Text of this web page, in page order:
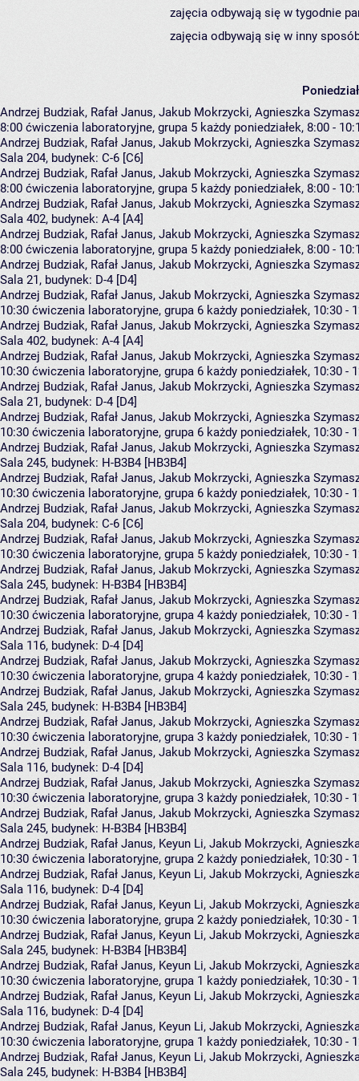
zajęcia odbywają się w tygodnie
zajęcia odbywają się w inny
Andrzej Budziak, Rafał Janus, Jakub Mokrzycki, Agnieszka
8:00 ćwiczenia laboratoryjne, grupa 5 każdy poniedziałek, 8:00 -
Andrzej Budziak, Rafał Janus, Jakub Mokrzycki, Agnieszka
Sala 204, budynek: C-6 [C6]
Andrzej Budziak, Rafał Janus, Jakub Mokrzycki, Agnieszka
8:00 ćwiczenia laboratoryjne, grupa 5 każdy poniedziałek, 8:00 -
Andrzej Budziak, Rafał Janus, Jakub Mokrzycki, Agnieszka
Sala 402, budynek: A-4 [A4]
Andrzej Budziak, Rafał Janus, Jakub Mokrzycki, Agnieszka
8:00 ćwiczenia laboratoryjne, grupa 5 każdy poniedziałek, 8:00 -
Andrzej Budziak, Rafał Janus, Jakub Mokrzycki, Agnieszka
Sala 21, budynek: D-4 [D4]
Andrzej Budziak, Rafał Janus, Jakub Mokrzycki, Agnieszka
10:30 ćwiczenia laboratoryjne, grupa 6 każdy poniedziałek, 10:30 -
Andrzej Budziak, Rafał Janus, Jakub Mokrzycki, Agnieszka
Sala 402, budynek: A-4 [A4]
Andrzej Budziak, Rafał Janus, Jakub Mokrzycki, Agnieszka
10:30 ćwiczenia laboratoryjne, grupa 6 każdy poniedziałek, 10:30 -
Andrzej Budziak, Rafał Janus, Jakub Mokrzycki, Agnieszka
Sala 21, budynek: D-4 [D4]
Andrzej Budziak, Rafał Janus, Jakub Mokrzycki, Agnieszka
10:30 ćwiczenia laboratoryjne, grupa 6 każdy poniedziałek, 10:30 -
Andrzej Budziak, Rafał Janus, Jakub Mokrzycki, Agnieszka
Sala 245, budynek: H-B3B4 [HB3B4]
Andrzej Budziak, Rafał Janus, Jakub Mokrzycki, Agnieszka
10:30 ćwiczenia laboratoryjne, grupa 6 każdy poniedziałek, 10:30 -
Andrzej Budziak, Rafał Janus, Jakub Mokrzycki, Agnieszka
Sala 204, budynek: C-6 [C6]
Andrzej Budziak, Rafał Janus, Jakub Mokrzycki, Agnieszka
10:30 ćwiczenia laboratoryjne, grupa 5 każdy poniedziałek, 10:30 -
Andrzej Budziak, Rafał Janus, Jakub Mokrzycki, Agnieszka
Sala 245, budynek: H-B3B4 [HB3B4]
Andrzej Budziak, Rafał Janus, Jakub Mokrzycki, Agnieszka
10:30 ćwiczenia laboratoryjne, grupa 4 każdy poniedziałek, 10:30 -
Andrzej Budziak, Rafał Janus, Jakub Mokrzycki, Agnieszka
Sala 116, budynek: D-4 [D4]
Andrzej Budziak, Rafał Janus, Jakub Mokrzycki, Agnieszka
10:30 ćwiczenia laboratoryjne, grupa 4 każdy poniedziałek, 10:30 -
Andrzej Budziak, Rafał Janus, Jakub Mokrzycki, Agnieszka
Sala 245, budynek: H-B3B4 [HB3B4]
Andrzej Budziak, Rafał Janus, Jakub Mokrzycki, Agnieszka
10:30 ćwiczenia laboratoryjne, grupa 3 każdy poniedziałek, 10:30 -
Andrzej Budziak, Rafał Janus, Jakub Mokrzycki, Agnieszka
Sala 116, budynek: D-4 [D4]
Andrzej Budziak, Rafał Janus, Jakub Mokrzycki, Agnieszka
10:30 ćwiczenia laboratoryjne, grupa 3 każdy poniedziałek, 10:30 -
Andrzej Budziak, Rafał Janus, Jakub Mokrzycki, Agnieszka
Sala 245, budynek: H-B3B4 [HB3B4]
Andrzej Budziak, Rafał Janus, Keyun Li, Jakub Mokrzycki,
10:30 ćwiczenia laboratoryjne, grupa 2 każdy poniedziałek, 10:30 -
Andrzej Budziak, Rafał Janus, Keyun Li, Jakub Mokrzycki,
Sala 116, budynek: D-4 [D4]
Andrzej Budziak, Rafał Janus, Keyun Li, Jakub Mokrzycki,
10:30 ćwiczenia laboratoryjne, grupa 2 każdy poniedziałek, 10:30 -
Andrzej Budziak, Rafał Janus, Keyun Li, Jakub Mokrzycki,
Sala 245, budynek: H-B3B4 [HB3B4]
Andrzej Budziak, Rafał Janus, Keyun Li, Jakub Mokrzycki,
10:30 ćwiczenia laboratoryjne, grupa 1 każdy poniedziałek, 10:30 -
Andrzej Budziak, Rafał Janus, Keyun Li, Jakub Mokrzycki,
Sala 116, budynek: D-4 [D4]
Andrzej Budziak, Rafał Janus, Keyun Li, Jakub Mokrzycki,
10:30 ćwiczenia laboratoryjne, grupa 1 każdy poniedziałek, 10:30 -
Andrzej Budziak, Rafał Janus, Keyun Li, Jakub Mokrzycki,
Sala 245, budynek: H-B3B4 [HB3B4]